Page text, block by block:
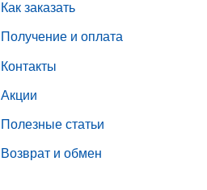
Как заказать
Получение и оплата
Контакты
Акции
Полезные статьи
Возврат и обмен